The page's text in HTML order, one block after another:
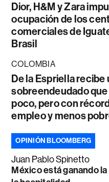
Dior, H&M y Zara
ocupación de los
comerciales de
Brasil
COLOMBIA
De la Espriella recibe
sobreendeudado
poco, pero con
empleo y menos
OPINIÓN BLOOMBERG
Juan Pablo Spinetto
México está ganando